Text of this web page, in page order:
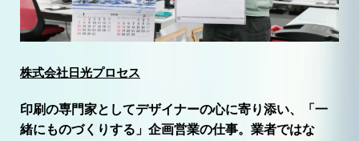
株式会社日光プロセス
印刷の専門家としてデザイナーの心に寄り添い、「一
緒にものづくりする」企画営業の仕事。業者ではな